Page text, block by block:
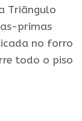
Triângulo
primas
no forro
todo o piso